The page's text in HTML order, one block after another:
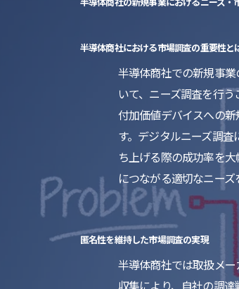
半導体商社における市場調査の重要性と
半導体商社での新規事
いて、ニーズ調査を行
付加価値デバイスへの
す。デジタルニーズ調
ち上げる際の成功率を
につながる適切なニーズ
匿名性を維持した市場調査の実現
半導体商社では取扱メ
収集により、自社の調